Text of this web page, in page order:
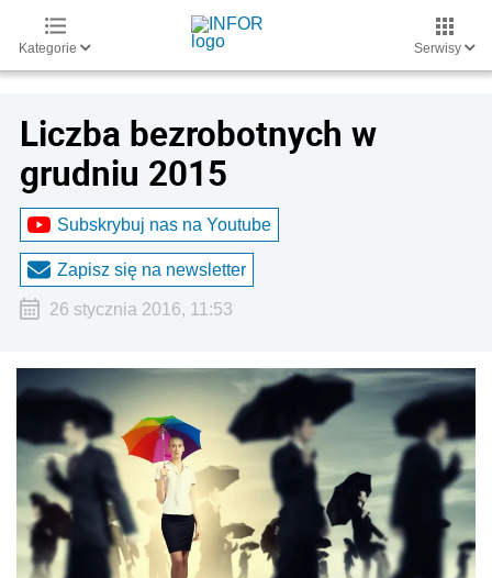
Kategorie Serwisy
Liczba bezrobotnych w
grudniu 2015
Subskrybuj nas na Youtube
Zapisz się na newsletter
26 stycznia 2016, 11:53